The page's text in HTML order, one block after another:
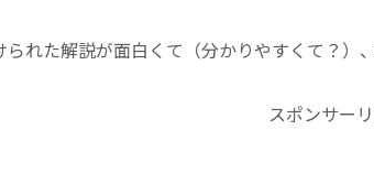
られた解説が面白くて（分かりやすくて？）
スポンサー